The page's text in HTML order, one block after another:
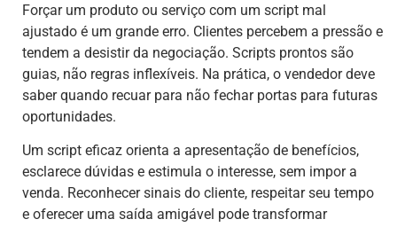
Forçar um produto ou serviço com um script mal
ajustado é um grande erro. Clientes percebem a pressão e
tendem a desistir da negociação. Scripts prontos são
guias, não regras inflexíveis. Na prática, o vendedor deve
saber quando recuar para não fechar portas para futuras
oportunidades.
Um script eficaz orienta a apresentação de benefícios,
esclarece dúvidas e estimula o interesse, sem impor a
venda. Reconhecer sinais do cliente, respeitar seu tempo
e oferecer uma saída amigável pode transformar